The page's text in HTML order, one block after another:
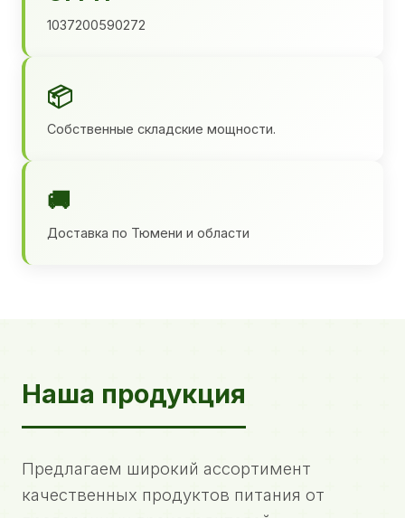
1037200590272
📦
Собственные складские мощности.
🚚
Доставка по Тюмени и области
Наша продукция
Предлагаем широкий ассортимент
качественных продуктов питания от